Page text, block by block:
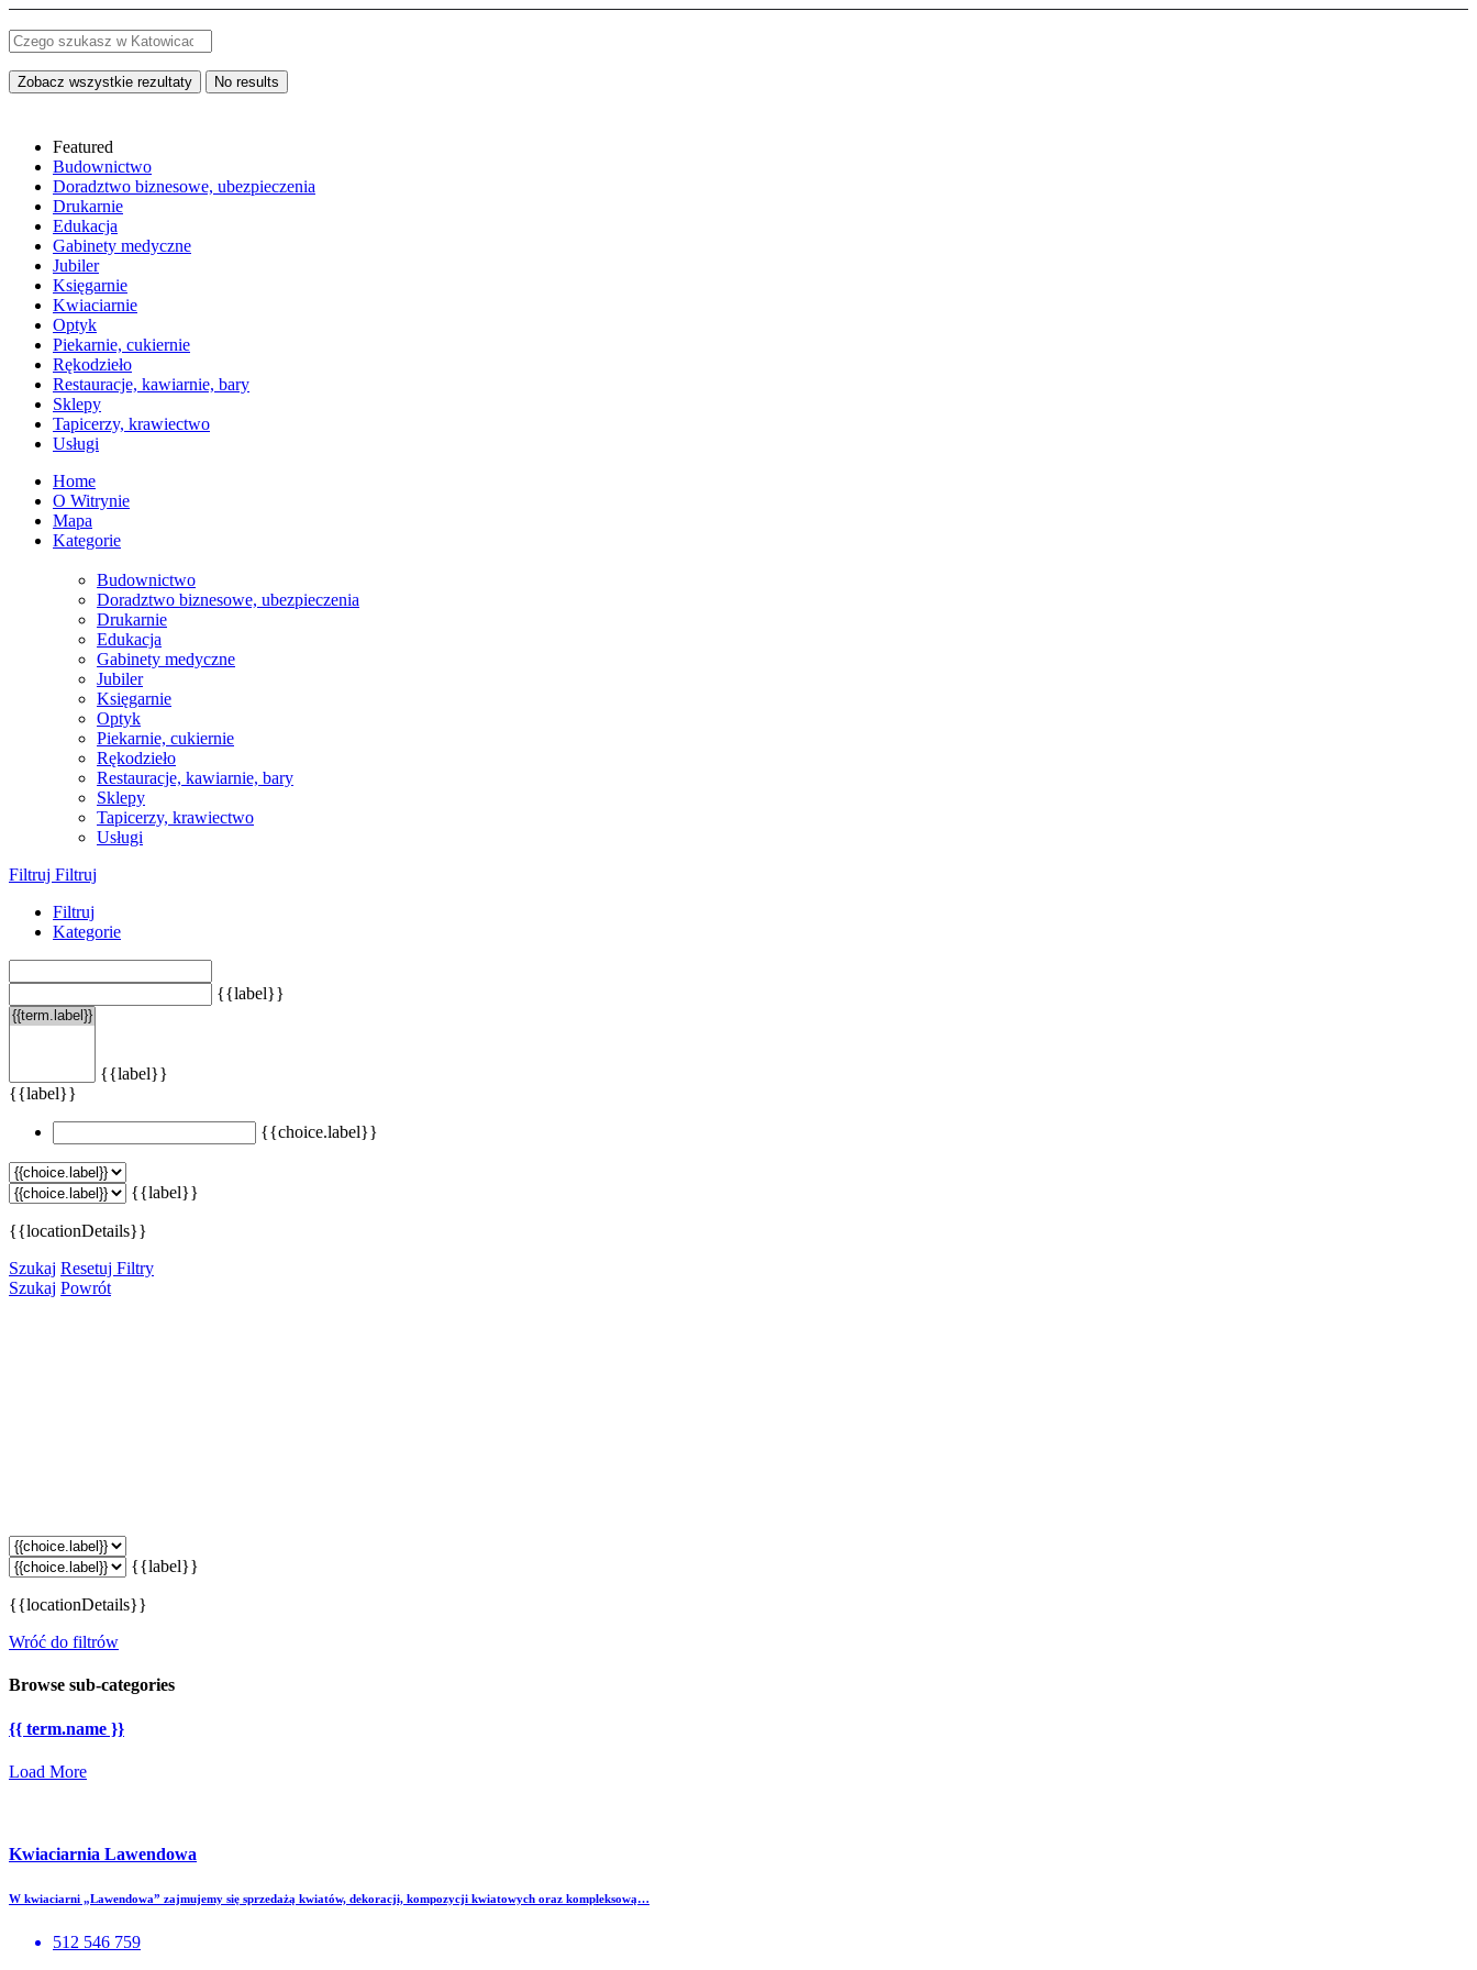
Zobacz wszystkie rezultaty No results
Featured
Budownictwo
Doradztwo biznesowe, ubezpieczenia
Drukarnie
Edukacja
Gabinety medyczne
Jubiler
Księgarnie
Kwiaciarnie
Optyk
Piekarnie, cukiernie
Rękodzieło
Restauracje, kawiarnie, bary
Sklepy
Tapicerzy, krawiectwo
Usługi
Home
O Witrynie
Mapa
Kategorie
Budownictwo
Doradztwo biznesowe, ubezpieczenia
Drukarnie
Edukacja
Gabinety medyczne
Jubiler
Księgarnie
Optyk
Piekarnie, cukiernie
Rękodzieło
Restauracje, kawiarnie, bary
Sklepy
Tapicerzy, krawiectwo
Usługi
Filtruj Filtruj
Filtruj
Kategorie
{{label}}
{{label}}
{{label}}
{{choice.label}}
{{label}}
{{locationDetails}}
Szukaj Resetuj Filtry
Szukaj Powrót
{{label}}
{{locationDetails}}
Wróć do filtrów
Browse sub-categories
{{ term.name }}
Load More
Kwiaciarnia Lawendowa
W kwiaciarni „Lawendowa” zajmujemy się sprzedażą kwiatów, dekoracji, kompozycji kwiatowych oraz kompleksową…
512 546 759